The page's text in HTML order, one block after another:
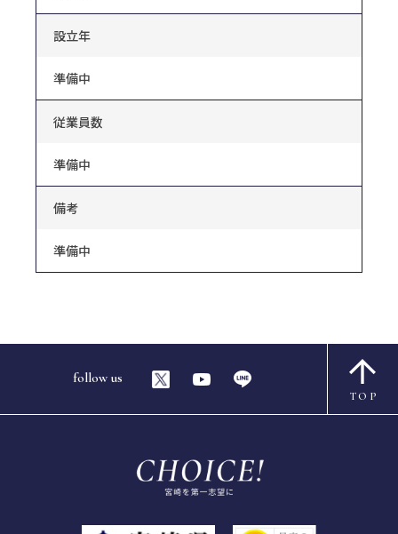
設立年
準備中
従業員数
準備中
備考
準備中
follow us
TOP